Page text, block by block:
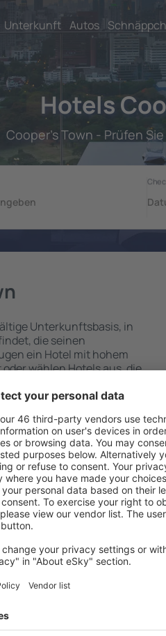
Unterkunft Autos
Hotels
Cooper's Town - Prüfen
Unterkunftsbasis, in
die seinen
ein Hotel mit hohem
wählen Hotels aus, die
Unterkünfte garantieren?
für jede Geldtasche
und den Standard des
für die Unterkunft aus und
der Buchung.
in der Nähe der
auch abseits der Masse.
und als Ausgangspunkt für
ein Hotel für sich aus und
Reise oder Geschäftsreise
Town